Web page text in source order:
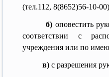
(тел.112, 8(8652)56-10-
б) оповестить
соответствии с
учреждения или по
в) с разрешения